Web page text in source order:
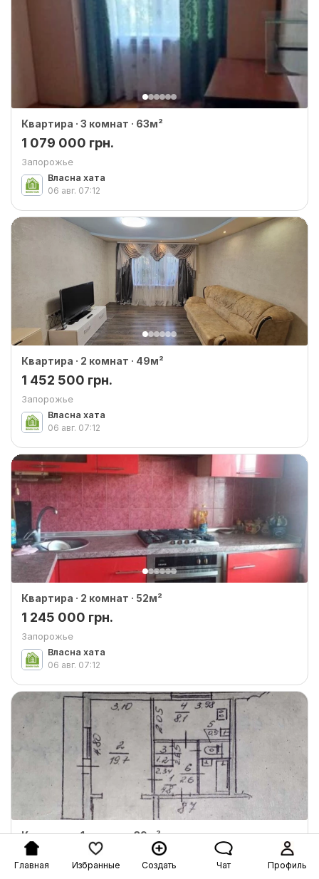
Квартира · 3 комнат · 63м²
1 079 000 грн.
Запорожье
Власна хата
06 авг. 07:12
Квартира · 2 комнат · 49м²
1 452 500 грн.
Запорожье
Власна хата
06 авг. 07:12
Квартира · 2 комнат · 52м²
1 245 000 грн.
Запорожье
Власна хата
06 авг. 07:12
Квартира · 1 комнат · 39м²
892 250 грн.
Главная Избранные Создать Чат Профиль